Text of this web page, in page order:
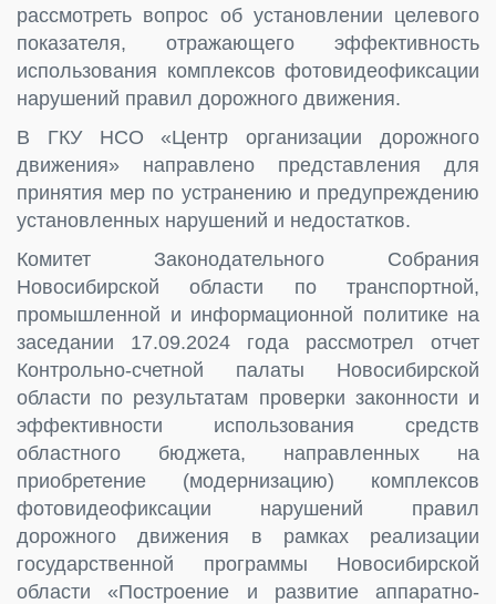
рассмотреть вопрос об установлении целевого
показателя, отражающего эффективность
использования комплексов фотовидеофиксации
нарушений правил дорожного движения.
В ГКУ НСО «Центр организации дорожного
движения» направлено представления для
принятия мер по устранению и предупреждению
установленных нарушений и недостатков.
Комитет Законодательного Собрания
Новосибирской области по транспортной,
промышленной и информационной политике на
заседании 17.09.2024 года рассмотрел отчет
Контрольно-счетной палаты Новосибирской
области по результатам проверки законности и
эффективности использования средств
областного бюджета, направленных на
приобретение (модернизацию) комплексов
фотовидеофиксации нарушений правил
дорожного движения в рамках реализации
государственной программы Новосибирской
области «Построение и развитие аппаратно-